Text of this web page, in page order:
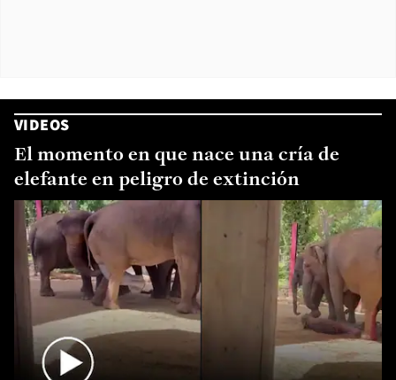
VIDEOS
El momento en que nace una cría de
elefante en peligro de extinción